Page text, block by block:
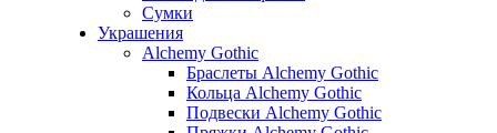
Сумки
Украшения
Alchemy Gothic
Браслеты Alchemy Gothic
Кольца Alchemy Gothic
Подвески Alchemy Gothic